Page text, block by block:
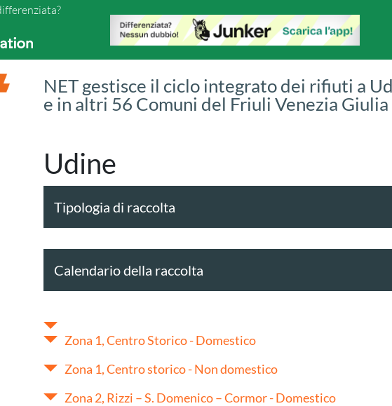
NET gestisce il ciclo integrato dei rifiuti a
e in altri 56 Comuni del Friuli Venezia Giulia
Udine
Tipologia di raccolta
Calendario della raccolta
Zona 1, Centro Storico - Domestico
Zona 1, Centro storico - Non domestico
Zona 2, Rizzi – S. Domenico – Cormor - Domestico